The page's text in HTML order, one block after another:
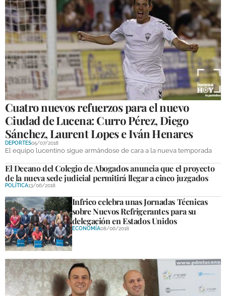
SALUD
OBRAS
NECROLÓGICAS
GALERÍAS
Cuatro nuevos refuerzos para el nuevo
Ciudad de Lucena: Curro Pérez, Diego
Sánchez, Laurent Lopes e Iván Henares
DEPORTES05/07/2018
El equipo lucentino sigue armándose de cara a la nueva temporada
El Decano del Colegio de Abogados anuncia que el proyecto
de la nueva sede judicial permitirá llegar a cinco juzgados
POLÍTICA13/06/2018
Infrico celebra unas Jornadas Técnicas
sobre Nuevos Refrigerantes para su
delegación en Estados Unidos
ECONOMÍA08/06/2018